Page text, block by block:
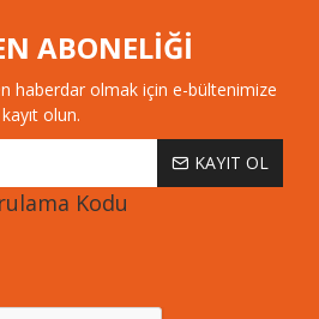
ABONELİĞİ
haberdar olmak için e-bültenimize
kayıt olun.
KAYIT OL
Kodu